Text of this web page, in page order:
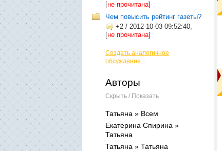
[не прочитана]
Чем повысить рейтинг газеты?
+2 / 2012-10-03 09:52:40,
[не прочитана]
Создать аналогичное
обсуждение...
Авторы
Скрыть / Показать
Татьяна » Всем
Екатерина Спирина »
Татьяна
Татьяна » Татьяна